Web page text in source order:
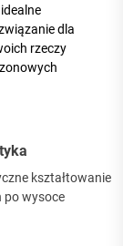
dla
rzeczy
kształtowanie
po wysoce